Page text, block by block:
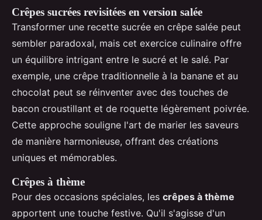
Crêpes sucrées revisitées en version salée
Transformer une recette sucrée en crêpe salée peut
sembler paradoxal, mais cet exercice culinaire offre
un équilibre intrigant entre le sucré et le salé. Par
exemple, une crêpe traditionnelle à la banane et au
chocolat peut se réinventer avec des touches de
bacon croustillant et de roquette légèrement poivrée.
Cette approche souligne l'art de marier les saveurs
de manière harmonieuse, offrant des créations
uniques et mémorables.
Crêpes à thème
Pour des occasions spéciales, les crêpes à thème
apportent une touche festive. Qu'il s'agisse d'un